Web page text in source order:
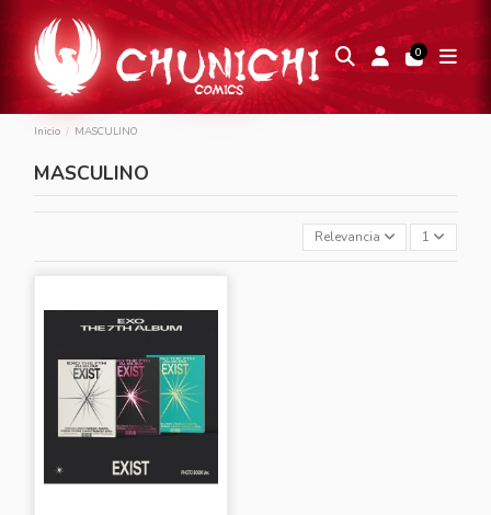
0
Inicio MASCULINO
MASCULINO
Relevancia 1